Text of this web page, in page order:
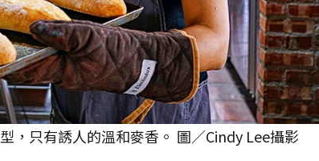
，只有誘人的溫和麥香。 圖／Cindy Lee攝影